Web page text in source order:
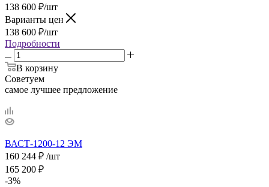
138 600 ₽/шт
Варианты цен
138 600 ₽/шт
Подробности
В корзину
Советуем
самое лучшее предложение
ВАСТ-1200-12 ЭМ
160 244 ₽ /шт
165 200 ₽
-3%